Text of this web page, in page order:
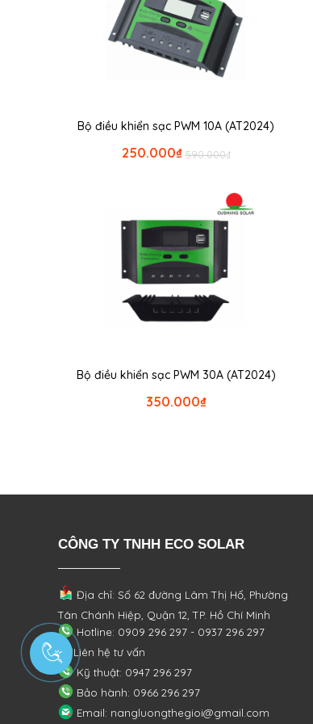
Bộ điều khiển sạc PWM 10A (AT2024)
₫
590.000
₫
250.000
Bộ điều khiển sạc PWM 30A (AT2024)
₫
350.000
CÔNG TY TNHH ECO SOLAR
Địa chỉ: Số 62 đường Lâm Thị Hố, Phường
Tân Chánh Hiệp, Quận 12, TP. Hồ Chí Minh
Hotline: 0909 296 297 - 0937 296 297
Liên hệ tư vấn
Kỹ thuật: 0947 296 297
Bảo hành: 0966 296 297
Email: nangluongthegioi@gmail.com